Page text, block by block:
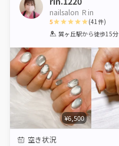
nailsalon Ｒin
5
1 2 3 4 5
(41件)
巽ヶ丘駅から徒歩15分
¥6,500
空き状況